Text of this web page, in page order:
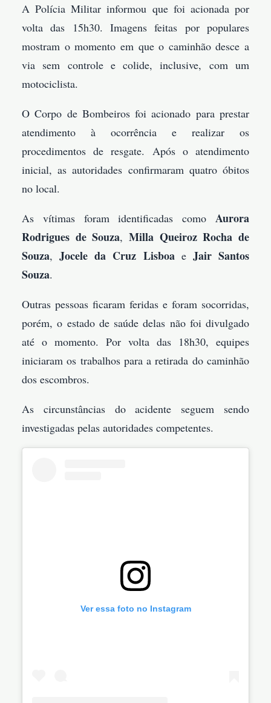
A Polícia Militar informou que foi acionada por
volta das 15h30. Imagens feitas por populares
mostram o momento em que o caminhão desce a
via sem controle e colide, inclusive, com um
motociclista.
O Corpo de Bombeiros foi acionado para prestar
atendimento à ocorrência e realizar os
procedimentos de resgate. Após o atendimento
inicial, as autoridades confirmaram quatro óbitos
no local.
As vítimas foram identificadas como Aurora
Rodrigues de Souza,Milla Queiroz Rocha de
Souza,Jocele da Cruz Lisboae Jair Santos
Souza.
Outras pessoas ficaram feridas e foram socorridas,
porém, o estado de saúde delas não foi divulgado
até o momento. Por volta das 18h30, equipes
iniciaram os trabalhos para a retirada do caminhão
dos escombros.
As circunstâncias do acidente seguem sendo
investigadas pelas autoridades competentes.
Ver essa foto no Instagram